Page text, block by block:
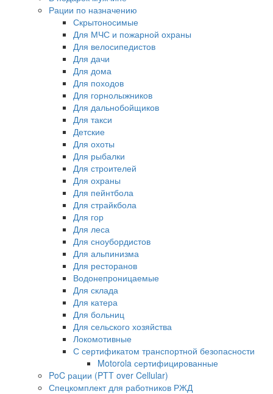
Рации по назначению
Скрытоносимые
Для МЧС и пожарной охраны
Для велосипедистов
Для дачи
Для дома
Для походов
Для горнолыжников
Для дальнобойщиков
Для такси
Детские
Для охоты
Для рыбалки
Для строителей
Для охраны
Для пейнтбола
Для страйкбола
Для гор
Для леса
Для сноубордистов
Для альпинизма
Для ресторанов
Водонепроницаемые
Для склада
Для катера
Для больниц
Для сельского хозяйства
Локомотивные
С сертификатом транспортной безопасности
Motorola сертифицированные
PoC рации (PTT over Cellular)
Спецкомплект для работников РЖД